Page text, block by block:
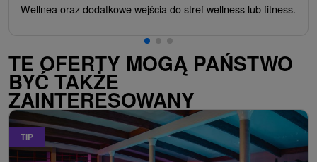
Wellnea oraz dodatkowe wejścia do stref wellness lub fitness.
TE OFERTY MOGĄ PAŃSTWO
BYĆ TAKŻE
ZAINTERESOWANY
TIP